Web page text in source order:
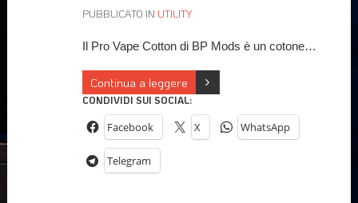
PUBBLICATO IN UTILITY
Il Pro Vape Cotton di BP Mods è un cotone…
Continua a leggere
CONDIVIDI SUI SOCIAL:
Facebook X WhatsApp
Telegram